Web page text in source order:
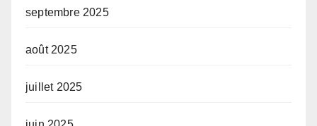
septembre 2025
août 2025
juillet 2025